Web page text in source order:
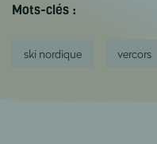
Mots-clés :
ski nordique vercors